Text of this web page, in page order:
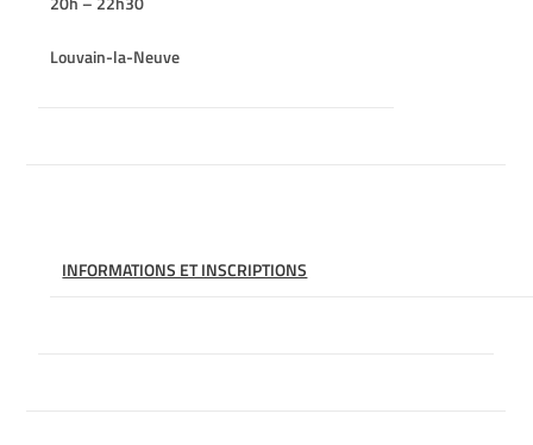
Louvain-la-Neuve
INFORMATIONS ET INSCRIPTIONS